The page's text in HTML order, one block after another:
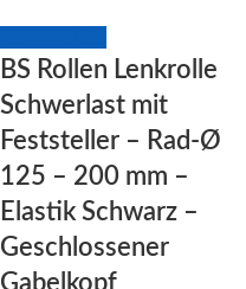
BS Rollen Lenkrolle
Schwerlast mit
Feststeller – Rad-Ø
125 – 200 mm –
Elastik Schwarz –
Geschlossener
Gabelkopf